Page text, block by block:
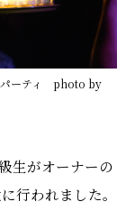
パーティ photo by
生がオーナーの
行われました。